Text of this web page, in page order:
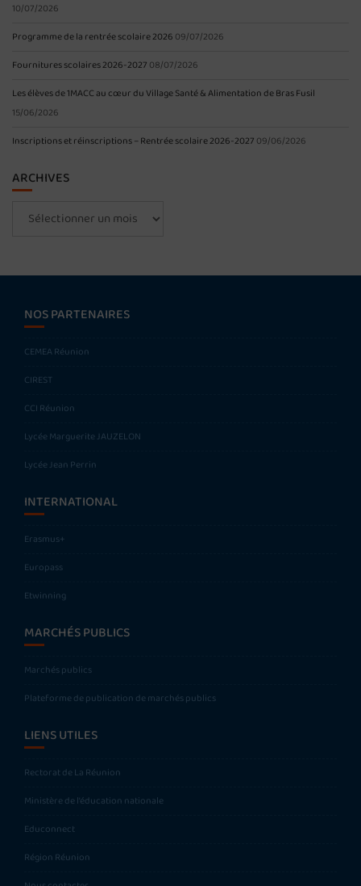
10/07/2026
Programme de la rentrée scolaire 2026 09/07/2026
Fournitures scolaires 2026-2027 08/07/2026
Les élèves de 1MACC au cœur du Village Santé & Alimentation de Bras Fusil
15/06/2026
Inscriptions et réinscriptions – Rentrée scolaire 2026-2027 09/06/2026
ARCHIVES
NOS PARTENAIRES
CEMEA Réunion
CIREST
CCI Réunion
Lycée Marguerite JAUZELON
Lycée Jean Perrin
INTERNATIONAL
Erasmus+
Europass
Etwinning
MARCHÉS PUBLICS
Marchés publics
Plateforme de publication de marchés publics
LIENS UTILES
Rectorat de La Réunion
Ministère de l’éducation nationale
Educonnect
Région Réunion